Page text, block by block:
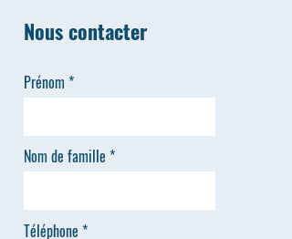
Nous contacter
Prénom
Nom de famille
Téléphone